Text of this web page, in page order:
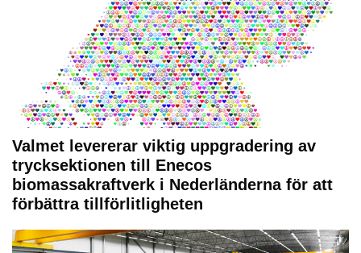
Valmet levererar viktig uppgradering av
trycksektionen till Enecos
biomassakraftverk i Nederländerna för att
förbättra tillförlitligheten